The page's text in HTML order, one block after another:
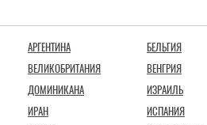
АРГЕНТИНА
БЕЛЬГИЯ
ВЕЛИКОБРИТАНИЯ
ВЕНГРИЯ
ДОМИНИКАНА
ИЗРАИЛЬ
ИРАН
ИСПАНИЯ